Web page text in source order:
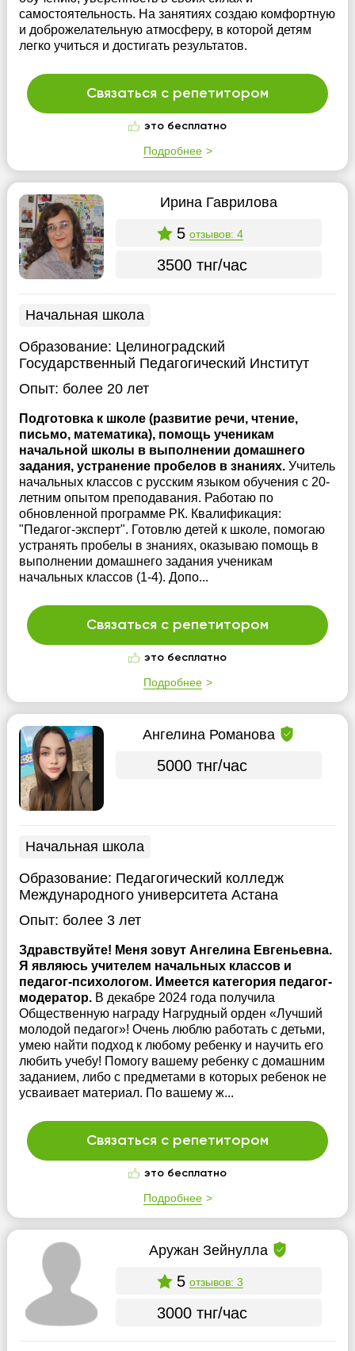
самостоятельность. На занятиях создаю комфортную
и доброжелательную атмосферу, в которой детям
легко учиться и достигать результатов.
Связаться с репетитором
это бесплатно
Подробнее
Ирина Гаврилова
5 отзывов: 4
3500 тнг/час
Начальная школа
Образование: Целиноградский
Государственный Педагогический Институт
Опыт: более 20 лет
Подготовка к школе (развитие речи, чтение,
письмо, математика), помощь ученикам
начальной школы в выполнении домашнего
задания, устранение пробелов в знаниях. Учитель
начальных классов с русским языком обучения с 20-
летним опытом преподавания. Работаю по
обновленной программе РК. Квалификация:
"Педагог-эксперт". Готовлю детей к школе, помогаю
устранять пробелы в знаниях, оказываю помощь в
выполнении домашнего задания ученикам
начальных классов (1-4). Допо...
Связаться с репетитором
это бесплатно
Подробнее
Ангелина Романова
5000 тнг/час
Начальная школа
Образование: Педагогический колледж
Международного университета Астана
Опыт: более 3 лет
Здравствуйте! Меня зовут Ангелина Евгеньевна.
Я являюсь учителем начальных классов и
педагог-психологом. Имеется категория педагог-
модератор. В декабре 2024 года получила
Общественную награду Нагрудный орден «Лучший
молодой педагог»! Очень люблю работать с детьми,
умею найти подход к любому ребенку и научить его
любить учебу! Помогу вашему ребенку с домашним
заданием, либо с предметами в которых ребенок не
усваивает материал. По вашему ж...
Связаться с репетитором
это бесплатно
Подробнее
Аружан Зейнулла
5 отзывов: 3
3000 тнг/час